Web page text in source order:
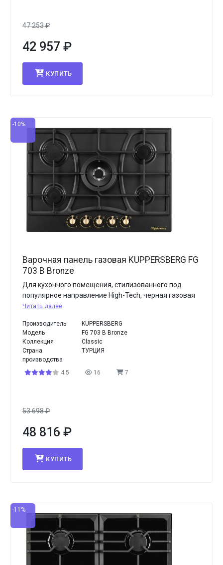
47 253₽
42 957 ₽
КУПИТЬ
-10%
Варочная панель газовая KUPPERSBERG FG
703 B Bronze
Для кухонного помещения, стилизованного под
популярное направление High-Tech, черная газовая
Читать далее
Производитель
KUPPERSBERG
Модель
FG 703 B Bronze
Коллекция
Classic
Страна
производства
ТУРЦИЯ
4.5 16 7
53 698₽
48 816 ₽
КУПИТЬ
-11%